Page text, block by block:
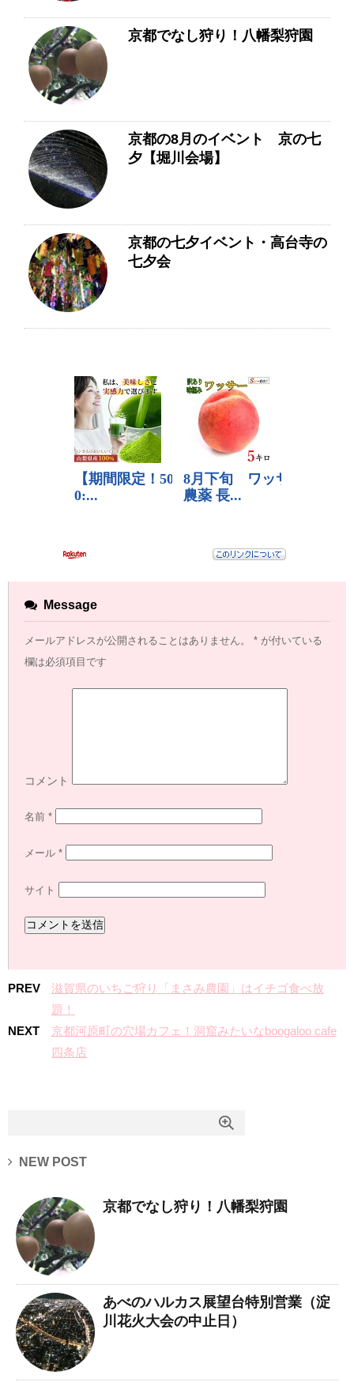
京都でなし狩り！八幡梨狩園
京都の8月のイベント 京の七
夕【堀川会場】
京都の七夕イベント・高台寺の
七夕会
Message
メールアドレスが公開されることはありません。 * が付いている
欄は必須項目です
コメント
名前 *
メール *
サイト
PREV
滋賀県のいちご狩り「まさみ農園」はイチゴ食べ放
題！
NEXT
京都河原町の穴場カフェ！洞窟みたいなboogaloo cafe
四条店
NEW POST
京都でなし狩り！八幡梨狩園
あべのハルカス展望台特別営業（淀
川花火大会の中止日）